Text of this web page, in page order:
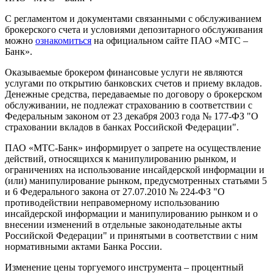
С регламентом и документами связанными с обслуживанием
брокерского счета и условиями депозитарного обслуживания
можно ознакомиться на официальном сайте ПАО «МТС –
Банк».
Оказываемые брокером финансовые услуги не являются
услугами по открытию банковских счетов и приему вкладов.
Денежные средства, передаваемые по договору о брокерском
обслуживании, не подлежат страхованию в соответствии с
Федеральным законом от 23 декабря 2003 года № 177-ФЗ "О
страховании вкладов в банках Российской Федерации".
ПАО «МТС-Банк» информирует о запрете на осуществление
действий, относящихся к манипулированию рынком, и
ограничениях на использование инсайдерской информации и
(или) манипулирование рынком, предусмотренных статьями 5
и 6 Федерального закона от 27.07.2010 № 224-ФЗ "О
противодействии неправомерному использованию
инсайдерской информации и манипулированию рынком и о
внесении изменений в отдельные законодательные акты
Российской Федерации" и принятыми в соответствии с ним
нормативными актами Банка России.
Изменение цены торгуемого инструмента – процентный